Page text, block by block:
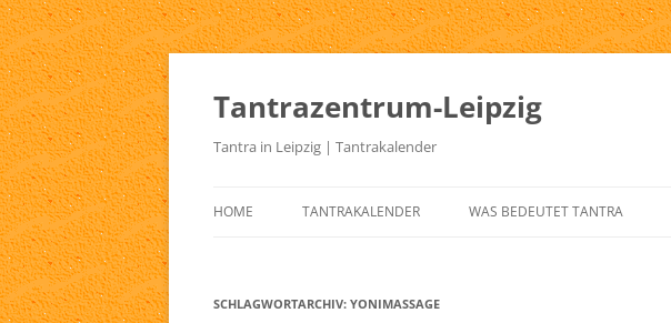
Zum
Tantrazentrum-Leipzig
Tantra in Leipzig | Tantrakalender
HOME TANTRAKALENDER WAS BEDEUTET TANTRA
SCHLAGWORTARCHIV: YONIMASSAGE